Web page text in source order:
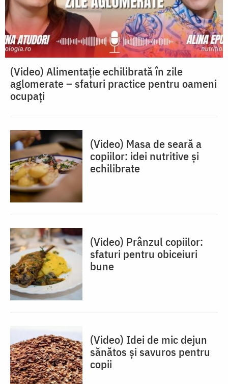
(Video) Alimentație echilibrată în zile
aglomerate – sfaturi practice pentru oameni
ocupați
(Video) Masa de seară a
copiilor: idei nutritive și
echilibrate
(Video) Prânzul copiilor:
sfaturi pentru obiceiuri
bune
(Video) Idei de mic dejun
sănătos și savuros pentru
copii